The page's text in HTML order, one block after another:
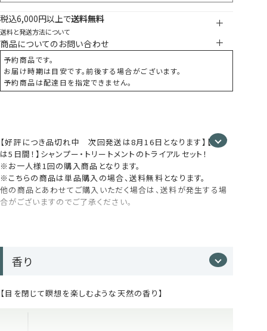
税込6,000円以上で送料無料
送料と発送方法について
商品についてのお問い合わせ
予約商品です。
お届け時期は目安です。前後する場合がございます。
予約商品は配達日を指定できません。
【好評につき品切れ中 次回発送は8月16日となります】【まず
は5日間！】シャンプー・トリートメントのトライアルセット！
※お一人様1回の購入商品となります。
※こちらの商品は単品購入の場合、送料無料となります。
他の商品とあわせてご購入いただく場合は、送料が発生する場
合がございますのでご了承ください。
毎日のバスタイムを、ただ洗う時間から「自分をととのえる時間」
天然精油の香りとやさしい使い心地で人気のアミノ酸系シャン
香り
【目を閉じて瞑想を楽しむような天然の香り】